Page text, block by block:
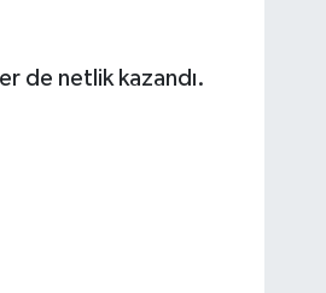
de netlik kazandı.